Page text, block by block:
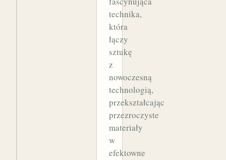
technika,
która
łączy
sztukę
z
nowoczesną
technologią,
przekształcając
przezroczyste
materiały
w
efektowne